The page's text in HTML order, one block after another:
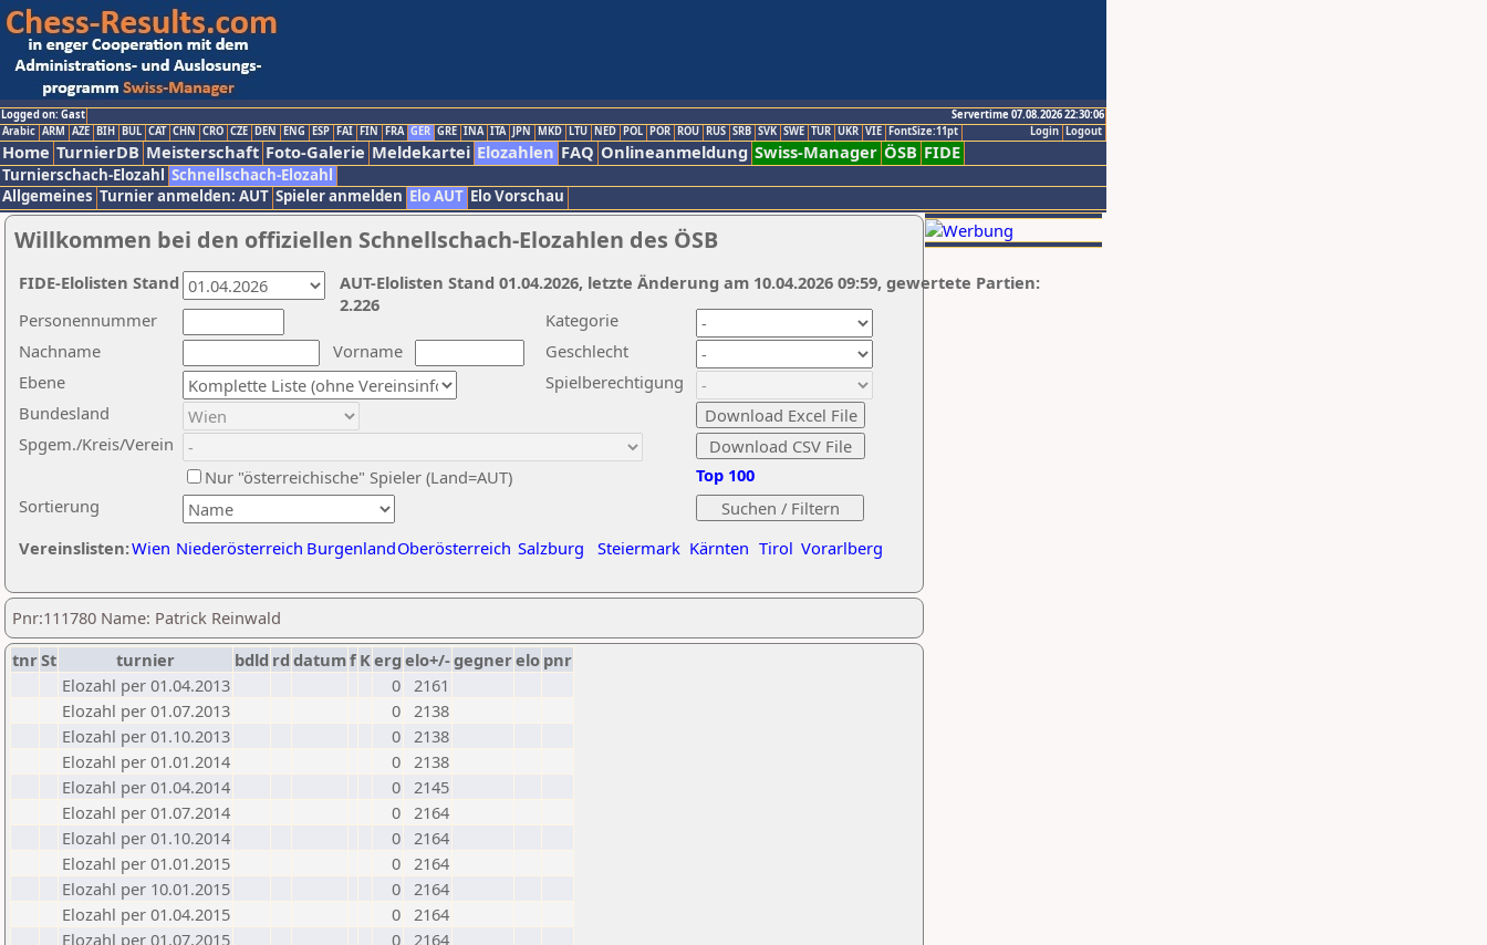
Logged on: Gast
Servertime 07.08.2026 22:30:06
Logout
Login
Arabic ARM AZE BIH BUL CAT CHN CRO CZE DEN ENG ESP FAI FIN FRA GER GRE INA ITA JPN MKD LTU NED POL POR ROU RUS SRB SVK SWE TUR UKR VIE FontSize:11pt
Home TurnierDB Meisterschaft Foto-Galerie Meldekartei Elozahlen FAQ Onlineanmeldung Swiss-Manager ÖSB FIDE
Turnierschach-Elozahl Schnellschach-Elozahl
Allgemeines Turnier anmelden: AUT Spieler anmelden Elo AUT Elo Vorschau
Willkommen bei den offiziellen Schnellschach-Elozahlen des ÖSB
Nachname
Vorname
Ebene
Kategorie
Sortierung
Personennummer
Bundesland
Spgem./Kreis/Verein
Geschlecht
Nur "österreichische" Spieler (Land=AUT)
Spielberechtigung
Vereinslisten:Wien Niederösterreich BurgenlandOberösterreich Salzburg Steiermark Kärnten Tirol Vorarlberg
Top 100
AUT-Elolisten Stand 01.04.2026, letzte Änderung am 10.04.2026 09:59, gewertete Partien:
2.226
FIDE-Elolisten Stand
Pnr:111780 Name: Patrick Reinwald
tnrSt turnier bdld rd datumf Kerg elo+/-gegnerelo pnr
Elozahl per 01.04.2013
0 2161
Elozahl per 01.07.2013
0 2138
Elozahl per 01.10.2013
0 2138
Elozahl per 01.01.2014
0 2138
Elozahl per 01.04.2014
0 2145
Elozahl per 01.07.2014
0 2164
Elozahl per 01.10.2014
0 2164
Elozahl per 01.01.2015
0 2164
Elozahl per 10.01.2015
0 2164
Elozahl per 01.04.2015
0 2164
Elozahl per 01.07.2015
0 2164